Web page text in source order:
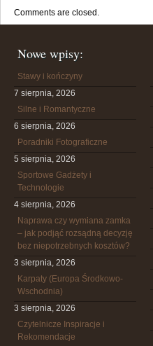
Comments are closed.
Nowe wpisy:
Stawy i kończyny
7 sierpnia, 2026
Silne i Romantyczne
6 sierpnia, 2026
Poradniki Fotograficzne
5 sierpnia, 2026
Sportowe Gadżety i
Technologie
4 sierpnia, 2026
Naprawa czy wymiana zamka
– jak podjąć rozsądną decyzję
bez niepotrzebnych kosztów?
3 sierpnia, 2026
Karpaty (Europa Środkowo-
Wschodnia)
3 sierpnia, 2026
Czytelnicze Inspiracje i
Rekomendacje